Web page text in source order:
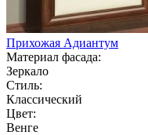
Прихожая Адиантум
Материал фасада:
Зеркало
Стиль:
Классический
Цвет:
Венге